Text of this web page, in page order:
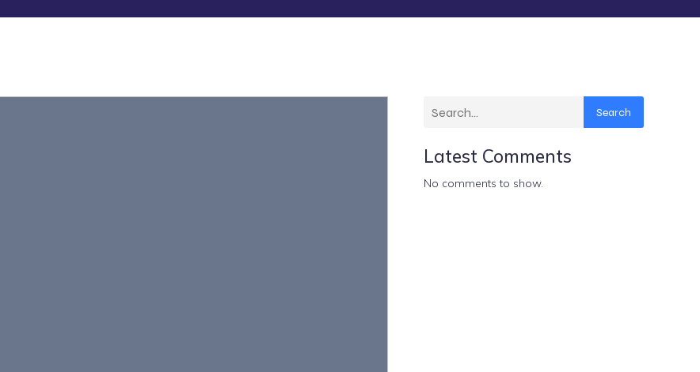
Search
Latest Comments
No comments to show.